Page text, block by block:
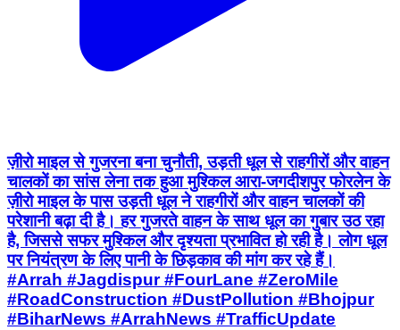
ज़ीरो माइल से गुजरना बना चुनौती, उड़ती धूल से राहगीरों और वाहन
चालकों का सांस लेना तक हुआ मुश्किल आरा-जगदीशपुर फोरलेन के
ज़ीरो माइल के पास उड़ती धूल ने राहगीरों और वाहन चालकों की
परेशानी बढ़ा दी है। हर गुजरते वाहन के साथ धूल का गुबार उठ रहा
है, जिससे सफर मुश्किल और दृश्यता प्रभावित हो रही है। लोग धूल
पर नियंत्रण के लिए पानी के छिड़काव की मांग कर रहे हैं।
#Arrah #Jagdispur #FourLane #ZeroMile
#RoadConstruction #DustPollution #Bhojpur
#BiharNews #ArrahNews #TrafficUpdate